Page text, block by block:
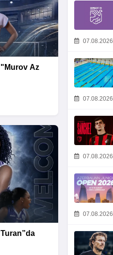
Az
07.08.2026
07.08.2026
07.08.2026
07.08.2026